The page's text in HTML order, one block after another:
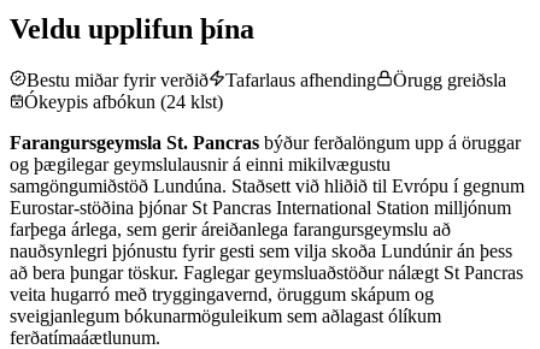
Veldu upplifun þína
Bestu miðar fyrir verðið Tafarlaus afhending
Örugg greiðsla
Ókeypis afbókun (24 klst)
Farangursgeymsla St. Pancras býður ferðalöngum upp á öruggar
og þægilegar geymslulausnir á einni mikilvægustu
samgöngumiðstöð Lundúna. Staðsett við hliðið til Evrópu í gegnum
Eurostar-stöðina þjónar St Pancras International Station milljónum
farþega árlega, sem gerir áreiðanlega farangursgeymslu að
nauðsynlegri þjónustu fyrir gesti sem vilja skoða Lundúnir án þess
að bera þungar töskur. Faglegar geymsluaðstöður nálægt St Pancras
veita hugarró með tryggingavernd, öruggum skápum og
sveigjanlegum bókunarmöguleikum sem aðlagast ólíkum
ferðatímaáætlunum.